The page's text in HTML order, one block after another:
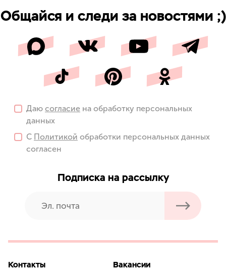
Общайся и следи за новостями ;)
Даю согласие на обработку персональных
данных
С Политикой обработки персональных данных
согласен
Подписка на рассылку
Контакты
Вакансии